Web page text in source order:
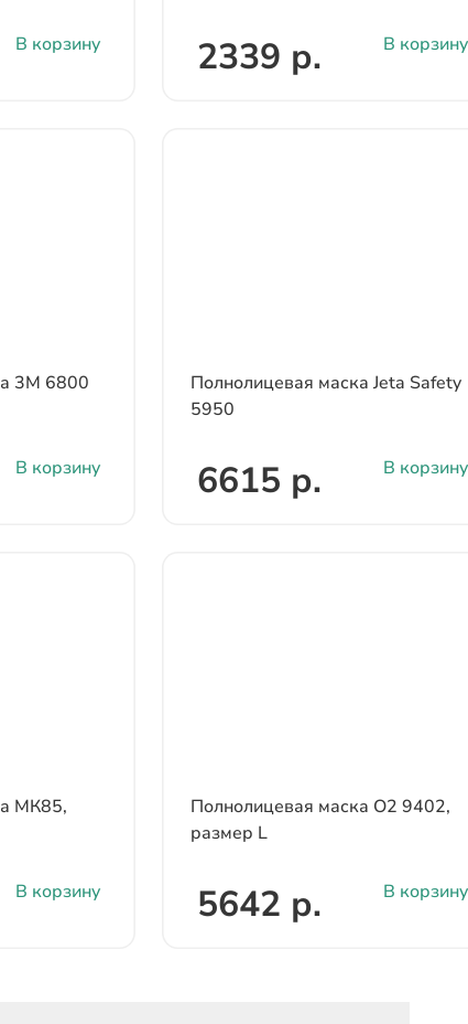
В корзину 2339 р. В корзину
3М 6800
В корзину
Полнолицевая маска Jeta Safety
5950
6615 р. В корзину
МК85,
В корзину
Полнолицевая маска О2 9402,
размер L
5642 р. В корзину